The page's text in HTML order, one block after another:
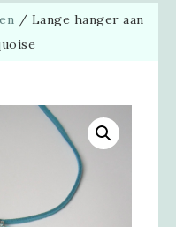
/ Lange hanger aan